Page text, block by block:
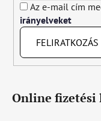
Az e-mail cím
irányelveket
FELIRATKOZÁS
Online fizetési